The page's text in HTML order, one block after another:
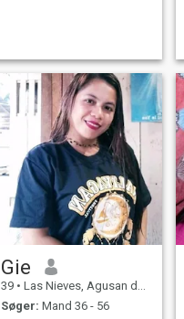
Gie
39 • Las Nieves, Agusan del Norte, Filippinerne
Søger: Mand 36 - 56